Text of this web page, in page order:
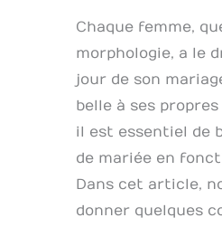
Chaque femme,
morphologie, a le
jour de son
belle à ses propres
il est essentiel de
de mariée en
Dans cet article,
donner quelques